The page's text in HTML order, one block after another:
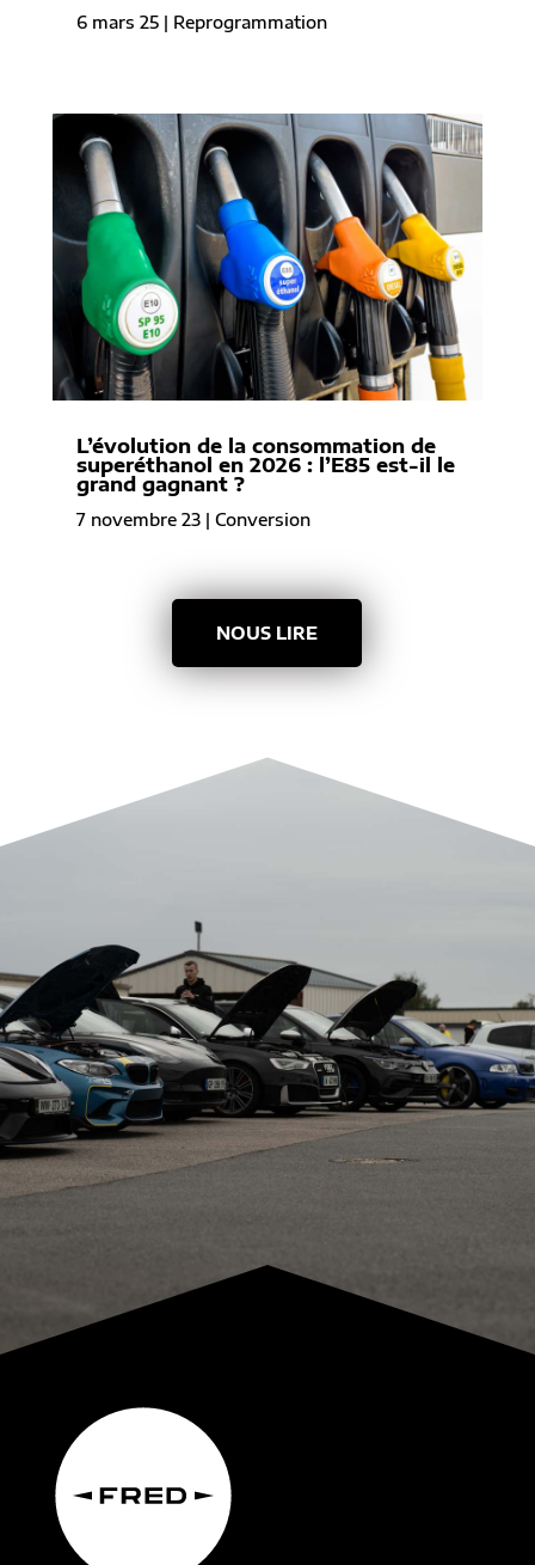
6 mars 25| Reprogrammation
L’évolution de la consommation de
superéthanol en 2026 : l’E85 est-il le
grand gagnant ?
7 novembre 23| Conversion
NOUS LIRE